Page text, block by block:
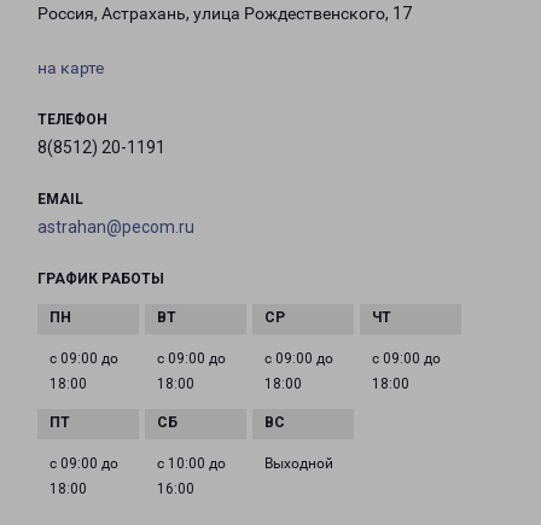
Россия, Астрахань, улица Рождественского, 17
на карте
ТЕЛЕФОН
8(8512) 20-1191
EMAIL
astrahan@pecom.ru
ГРАФИК РАБОТЫ
с 09:00 до
18:00
с 09:00 до
18:00
с 09:00 до
18:00
с 09:00 до
18:00
с 09:00 до
18:00
с 10:00 до
16:00
Выходной